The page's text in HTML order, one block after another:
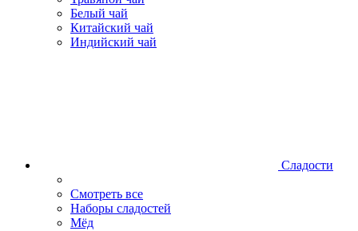
Белый чай
Китайский чай
Индийский чай
Сладости
Смотреть все
Наборы сладостей
Мёд